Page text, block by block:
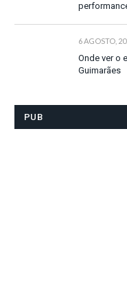
6 AGOSTO,
Onde ver o
Guimarães
PUB